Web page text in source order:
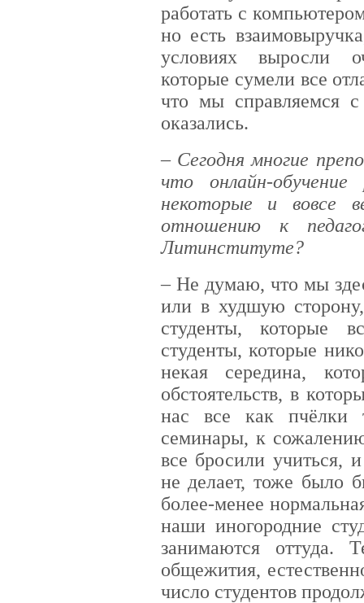
работать с
но есть
условиях выросли
которые сумели все
что мы справляемся
оказались.
– Сегодня многие
что онлайн-
некоторые и вовсе
отношению к
Литинституте?
– Не думаю, что мы
или в худшую
студенты, которые
студенты, которые
некая середина,
обстоятельств, в
нас все как пчёлки
семинары, к
все бросили учиться,
не делает, тоже было
более-менее
наши иногородние
занимаются
общежития,
число студентов